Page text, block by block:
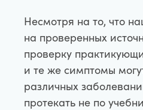
Несмотря на то, что
на проверенных
проверку
и те же симптомы
различных
протекать не по